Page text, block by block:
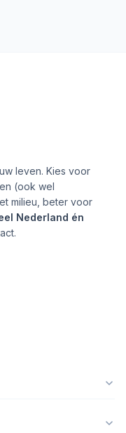
leven. Kies voor
(ook wel
milieu, beter voor
Nederland én